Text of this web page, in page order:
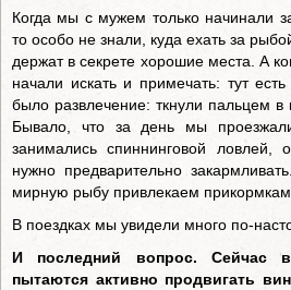
Когда мы с мужем только начинали
то особо не знали, куда ехать за
держат в секрете хорошие места. А
начали искать и примечать: тут
было развлечение: ткнули пальцем в
Бывало, что за день мы
занимались спиннинговой
нужно предварительно
мирную рыбу привлекаем
В поездках мы увидели много по-
И последний вопрос. Сейчас
пытаются активно продвигать